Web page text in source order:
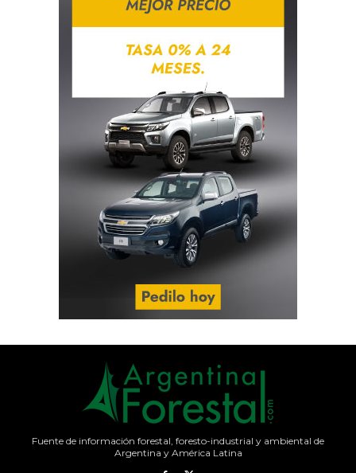
Fuente de información forestal, foresto-industrial y ambiental de
Argentina y América Latina